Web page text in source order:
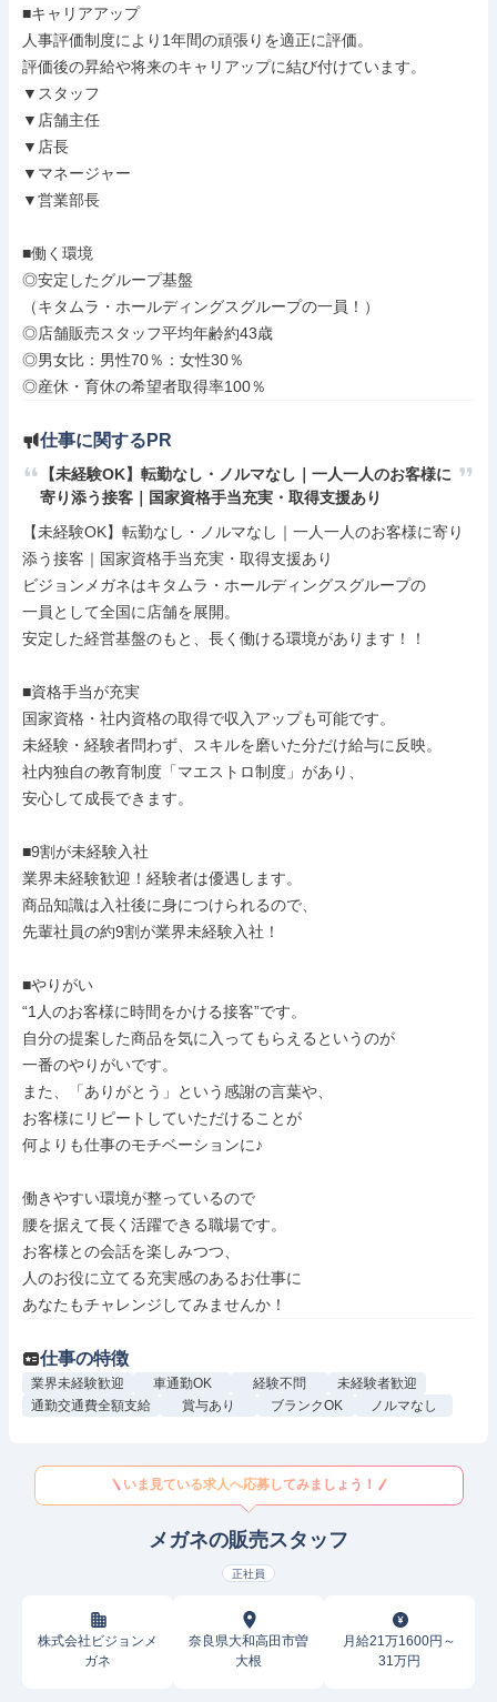
■キャリアアップ
人事評価制度により1年間の頑張りを適正に評価。
評価後の昇給や将来のキャリアップに結び付けています。
▼スタッフ
▼店舗主任
▼店長
▼マネージャー
▼営業部長
■働く環境
◎安定したグループ基盤
（キタムラ・ホールディングスグループの一員！）
◎店舗販売スタッフ平均年齢約43歳
◎男女比：男性70％：女性30％
◎産休・育休の希望者取得率100％
仕事に関するPR
【未経験OK】転勤なし・ノルマなし｜一人一人のお客様に
寄り添う接客｜国家資格手当充実・取得支援あり
【未経験OK】転勤なし・ノルマなし｜一人一人のお客様に寄り
添う接客｜国家資格手当充実・取得支援あり
ビジョンメガネはキタムラ・ホールディングスグループの
一員として全国に店舗を展開。
安定した経営基盤のもと、長く働ける環境があります！！
■資格手当が充実
国家資格・社内資格の取得で収入アップも可能です。
未経験・経験者問わず、スキルを磨いた分だけ給与に反映。
社内独自の教育制度「マエストロ制度」があり、
安心して成長できます。
■9割が未経験入社
業界未経験歓迎！経験者は優遇します。
商品知識は入社後に身につけられるので、
先輩社員の約9割が業界未経験入社！
■やりがい
“1人のお客様に時間をかける接客”です。
自分の提案した商品を気に入ってもらえるというのが
一番のやりがいです。
また、「ありがとう」という感謝の言葉や、
お客様にリピートしていただけることが
何よりも仕事のモチベーションに♪
働きやすい環境が整っているので
腰を据えて長く活躍できる職場です。
お客様との会話を楽しみつつ、
人のお役に立てる充実感のあるお仕事に
あなたもチャレンジしてみませんか！
仕事の特徴
業界未経験歓迎 車通勤OK 経験不問
未経験者歓迎
通勤交通費全額支給
賞与あり ブランクOK ノルマなし
いま見ている求人へ応募してみましょう！
メガネの販売スタッフ
正社員
株式会社ビジョンメ
ガネ
奈良県大和高田市曽
大根
月給21万1600円～
31万円